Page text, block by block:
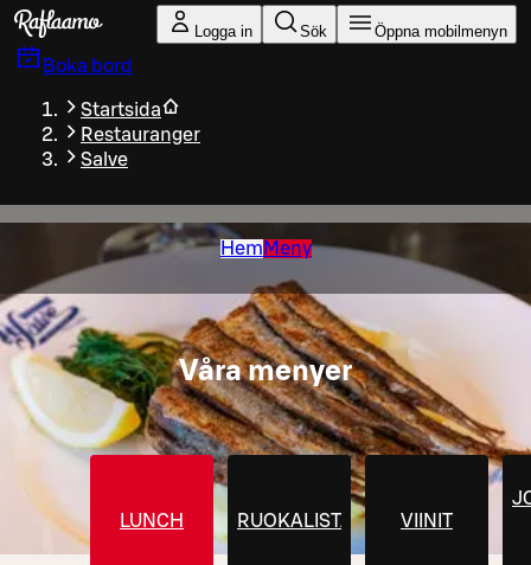
Gå till huvudinnehållet
Logga in Sök Öppna mobilmenyn
Boka bord
Startsida
Restauranger
Salve
Hem Meny
Våra menyer
LUNCH RUOKALISTA VIINIT